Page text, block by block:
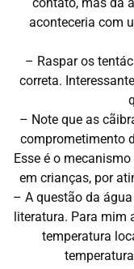
aconteceria com
– Raspar os
correta.
– Note que as
comprometimento
Esse é o
em crianças, por
– A questão da
literatura. Para mim
temperatura